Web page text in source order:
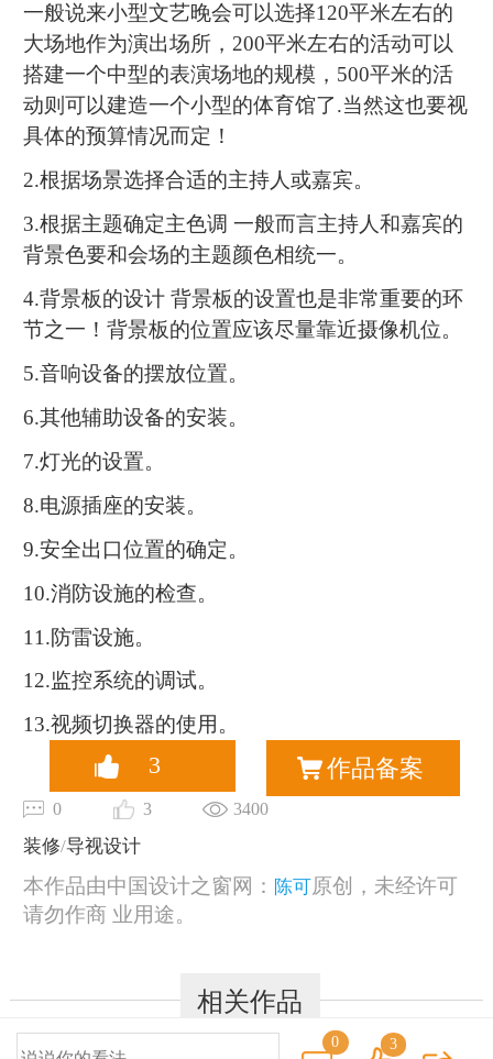
一般说来小型文艺晚会可以选择120平米左右的
大场地作为演出场所，200平米左右的活动可以
搭建一个中型的表演场地的规模，500平米的活
动则可以建造一个小型的体育馆了.当然这也要视
具体的预算情况而定！
2.根据场景选择合适的主持人或嘉宾。
3.根据主题确定主色调 一般而言主持人和嘉宾的
背景色要和会场的主题颜色相统一。
4.背景板的设计 背景板的设置也是非常重要的环
节之一！背景板的位置应该尽量靠近摄像机位。
5.音响设备的摆放位置。
6.其他辅助设备的安装。
7.灯光的设置。
8.电源插座的安装。
9.安全出口位置的确定。
10.消防设施的检查。
11.防雷设施。
12.监控系统的调试。
13.视频切换器的使用。
3 作品备案
0 3
3400
装修/导视设计
本作品由中国设计之窗网： 陈可原创，未经许可
请勿作商 业用途。
相关作品
0 3